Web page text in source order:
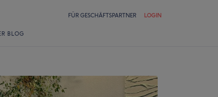
FÜR GESCHÄFTSPARTNER LOGIN
BLOG